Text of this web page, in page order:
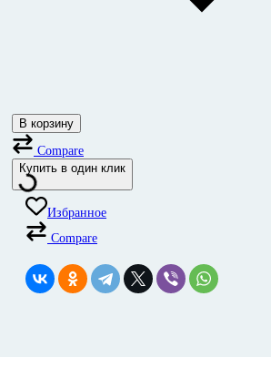
В корзину
Compare
Купить в один клик
Избранное
Compare